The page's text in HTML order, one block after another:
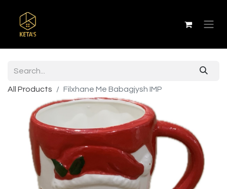
All Products Filxhane Me Babagjysh IMP